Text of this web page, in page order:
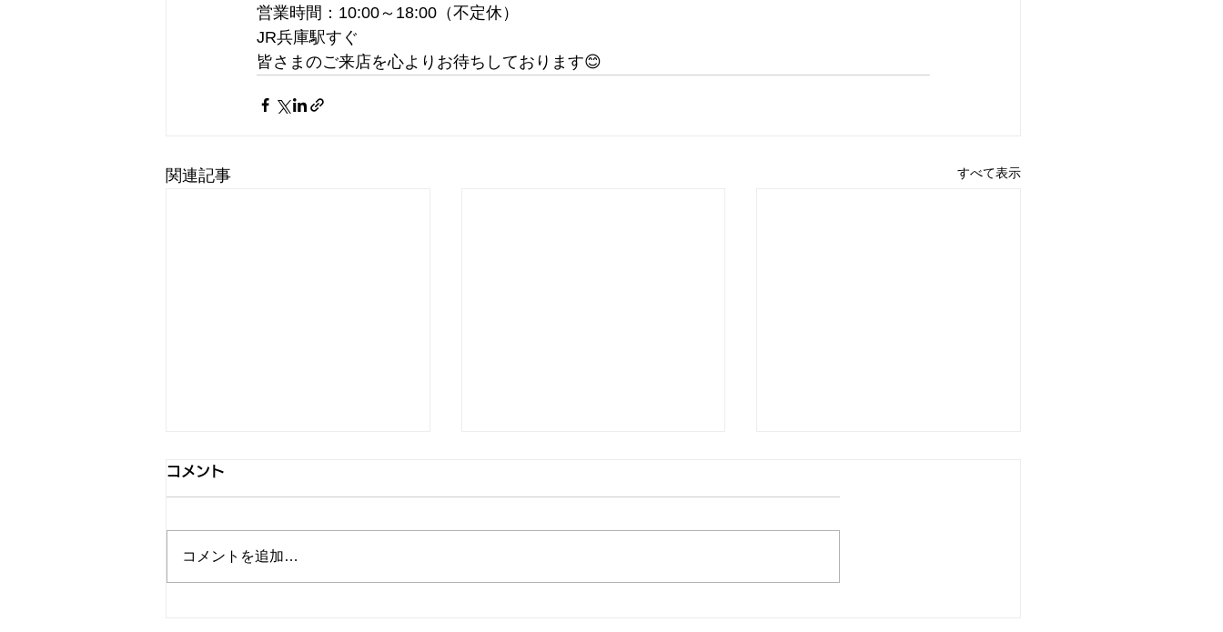
営業時間：10:00～18:00（不定休）
JR兵庫駅すぐ
皆さまのご来店を心よりお待ちしております😊
関連記事 すべて表示
コメント
コメントを追加…